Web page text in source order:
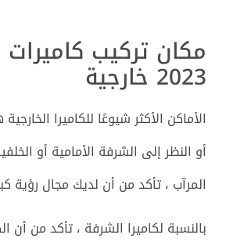
مكان تركيب كاميرات
2023 خارجية
الأماكن الأكثر شيوعًا للكاميرا
أو النظر إلى الشرفة الأمامية أو
المرآب ، تأكد من أن لديك مجال رؤية كبير.
بالنسبة لكاميرا الشرفة ، تأكد من أن